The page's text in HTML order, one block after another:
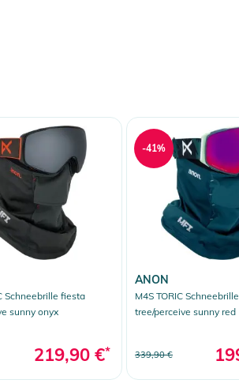
Schneebrille fiesta
sunny onyx
219,90 €*
ANON
M4S TORIC
tree/perceive sunny red
339,90 €
-41%